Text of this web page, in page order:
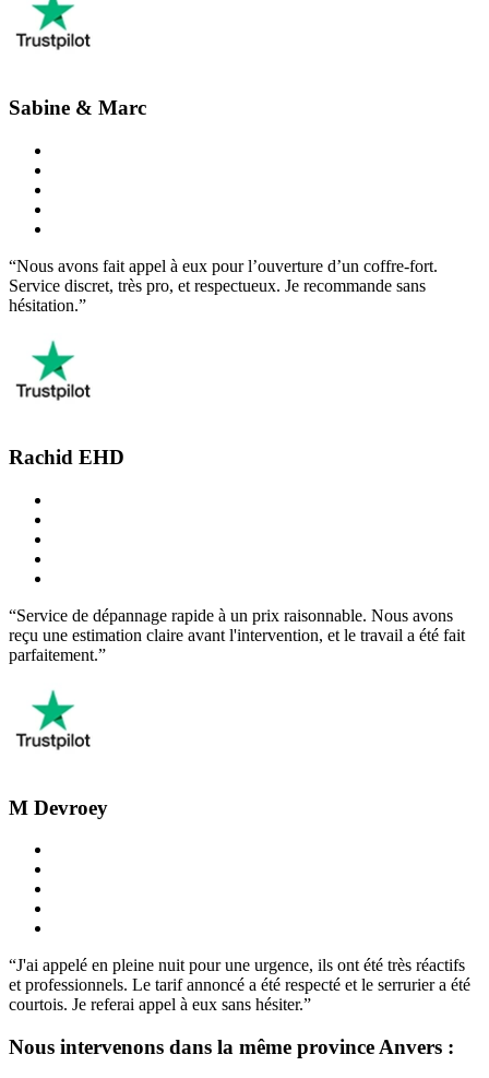
Sabine & Marc
“Nous avons fait appel à eux pour l’ouverture d’un coffre-fort.
Service discret, très pro, et respectueux. Je recommande sans
hésitation.”
Rachid EHD
“Service de dépannage rapide à un prix raisonnable. Nous avons
reçu une estimation claire avant l'intervention, et le travail a été fait
parfaitement.”
M Devroey
“J'ai appelé en pleine nuit pour une urgence, ils ont été très réactifs
et professionnels. Le tarif annoncé a été respecté et le serrurier a été
courtois. Je referai appel à eux sans hésiter.”
Nous intervenons dans la même province Anvers :